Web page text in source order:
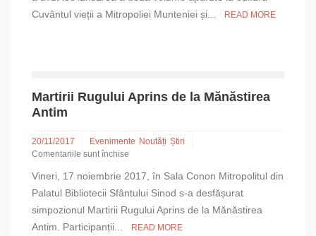
de
Cuvântul vieții a Mitropoliei Munteniei și...
READ MORE
Martirii Rugului Aprins de la Mănăstirea
Antim
20/11/2017 Evenimente Noutăți Știri
Comentariile sunt închise
Martirii
Rugului
Aprins
la
Vineri, 17 noiembrie 2017, în Sala Conon Mitropolitul din
Palatul Bibliotecii Sfântului Sinod s-a desfășurat
simpozionul Martirii Rugului Aprins de la Mănăstirea
Antim. Participanții...
READ MORE